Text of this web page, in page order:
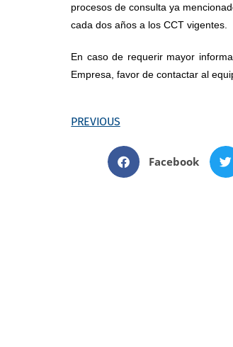
procesos de consulta ya
cada dos años a los CCT vigentes.
En caso de requerir mayor
Empresa, favor de contactar al
PREVIOUS
Facebook